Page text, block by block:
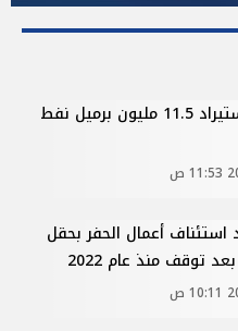
مصر تتفق على استيراد 11.5 مليون برميل نفط
استئناف أعمال الحفر بحقل
توقف منذ عام 2022